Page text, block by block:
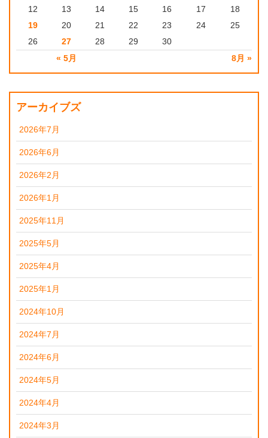
« 5月 8月 »
12
13 14 15 16 17
18
19
20 21 22 23 24
25
26
27 28 29 30
アーカイブズ
2026年7月
2026年6月
2026年2月
2026年1月
2025年11月
2025年5月
2025年4月
2025年1月
2024年10月
2024年7月
2024年6月
2024年5月
2024年4月
2024年3月